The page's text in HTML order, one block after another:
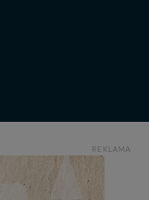
REKLAMA
możemy tego
Mazur na